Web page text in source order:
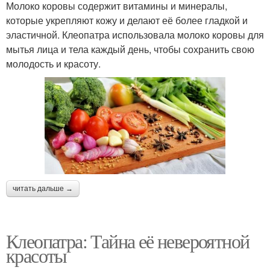
Молоко коровы содержит витамины и минералы,
которые укрепляют кожу и делают её более гладкой и
эластичной. Клеопатра использовала молоко коровы для
мытья лица и тела каждый день, чтобы сохранить свою
молодость и красоту.
читать дальше →
Клеопатра: Тайна её невероятной
красоты